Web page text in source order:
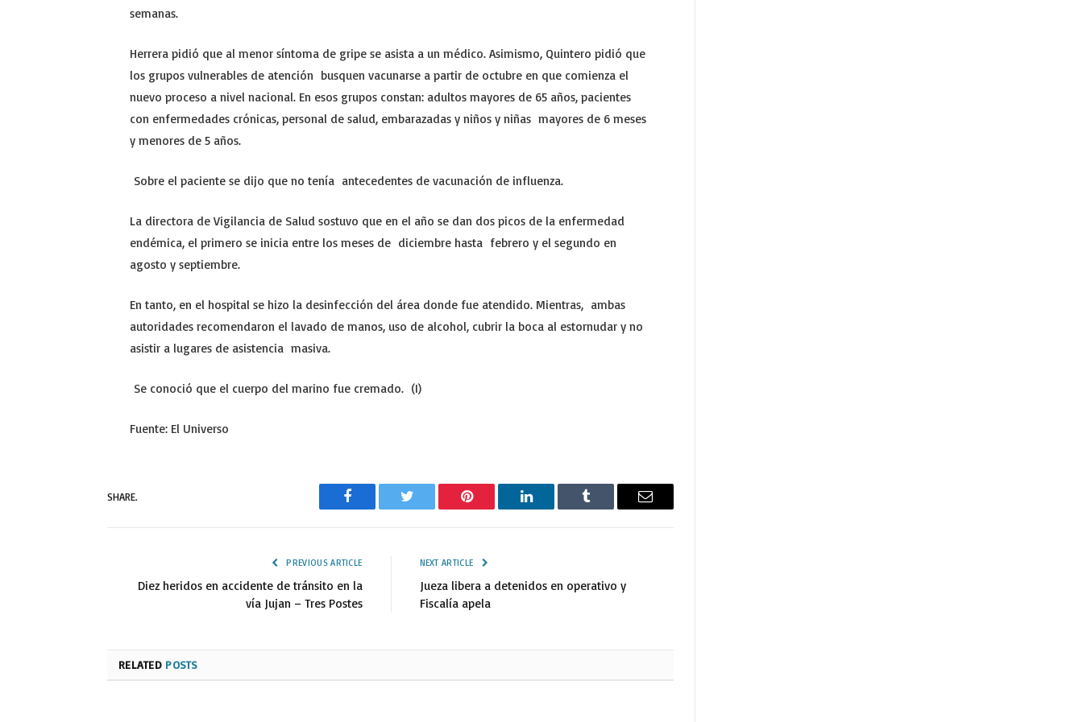
semanas.
Herrera pidió que al menor síntoma de gripe se asista a un médico. Asimismo, Quintero pidió que
los grupos vulnerables de atención busquen vacunarse a partir de octubre en que comienza el
nuevo proceso a nivel nacional. En esos grupos constan: adultos mayores de 65 años, pacientes
con enfermedades crónicas, personal de salud, embarazadas y niños y niñas mayores de 6 meses
y menores de 5 años.
Sobre el paciente se dijo que no tenía antecedentes de vacunación de influenza.
La directora de Vigilancia de Salud sostuvo que en el año se dan dos picos de la enfermedad
endémica, el primero se inicia entre los meses de diciembre hasta febrero y el segundo en
agosto y septiembre.
En tanto, en el hospital se hizo la desinfección del área donde fue atendido. Mientras, ambas
autoridades recomendaron el lavado de manos, uso de alcohol, cubrir la boca al estornudar y no
asistir a lugares de asistencia masiva.
Se conoció que el cuerpo del marino fue cremado. (I)
Fuente: El Universo
SHARE.
Facebook Twitter Pinterest LinkedIn Tumblr Email
PREVIOUS ARTICLE
Diez heridos en accidente de tránsito en la
vía Jujan – Tres Postes
NEXT ARTICLE
Jueza libera a detenidos en operativo y
Fiscalía apela
RELATED POSTS